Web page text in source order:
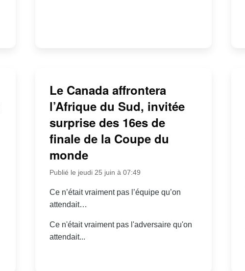
Le Canada affrontera
l’Afrique du Sud, invitée
surprise des 16es de
finale de la Coupe du
monde
Publié le jeudi 25 juin à 07:49
Ce n’était vraiment pas l’équipe qu’on
attendait…
Ce n'était vraiment pas l'adversaire qu'on
attendait...